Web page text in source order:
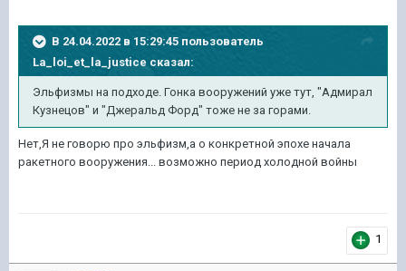
В 24.04.2022 в 15:29:45 пользователь
La_loi_et_la_justice сказал:
Эльфизмы на подходе. Гонка вооружений уже тут, "Адмирал
Кузнецов" и "Джеральд Форд" тоже не за горами.
Нет,Я не говорю про эльфизм,а о конкретной эпохе начала
ракетного вооружения... возможно период холодной войны
1